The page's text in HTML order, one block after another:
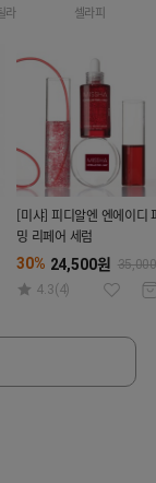
라 셀라피
[미샤] 피디알엔 엔에이디
밍 리페어 세럼
30% 24,500원 35,000
4.3(4)